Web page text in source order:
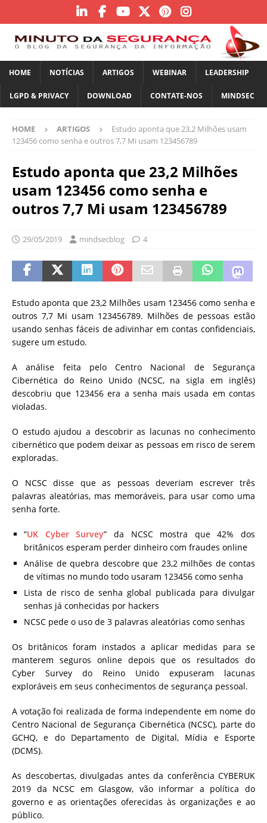
HOME NOTÍCIAS ARTIGOS WEBINAR LEADERSHIP
LGPD & PRIVACY DOWNLOAD CONTATE-NOS MINDSEC
HOME ARTIGOS
Estudo aponta que 23,2 Milhões usam
123456 como senha e outros 7,7 Mi usam 123456789
Estudo aponta que 23,2 Milhões
usam 123456 como senha e
outros 7,7 Mi usam 123456789
29/05/2019 mindsecblog 4
Estudo aponta que 23,2 Milhões usam 123456 como senha e
outros 7,7 Mi usam 123456789. Milhões de pessoas estão
usando senhas fáceis de adivinhar em contas confidenciais,
sugere um estudo.
A análise feita pelo Centro Nacional de Segurança
Cibernética do Reino Unido (NCSC, na sigla em inglês)
descobriu que 123456 era a senha mais usada em contas
violadas.
O estudo ajudou a descobrir as lacunas no conhecimento
cibernético que podem deixar as pessoas em risco de serem
exploradas.
O NCSC disse que as pessoas deveriam escrever três
palavras aleatórias, mas memoráveis, para usar como uma
senha forte.
“UK Cyber ​​Survey” da NCSC mostra que 42% dos
britânicos esperam perder dinheiro com fraudes online
Análise de quebra descobre que 23,2 milhões de contas
de vítimas no mundo todo usaram 123456 como senha
Lista de risco de senha global publicada para divulgar
senhas já conhecidas por hackers
NCSC pede o uso de 3 palavras aleatórias como senhas
Os britânicos foram instados a aplicar medidas para se
manterem seguros online depois que os resultados do
Cyber ​​Survey do Reino Unido expuseram lacunas
exploráveis ​​em seus conhecimentos de segurança pessoal.
A votação foi realizada de forma independente em nome do
Centro Nacional de Segurança Cibernética (NCSC), parte do
GCHQ, e do Departamento de Digital, Mídia e Esporte
(DCMS).
As descobertas, divulgadas antes da conferência CYBERUK
2019 da NCSC em Glasgow, vão informar a política do
governo e as orientações oferecidas às organizações e ao
público.